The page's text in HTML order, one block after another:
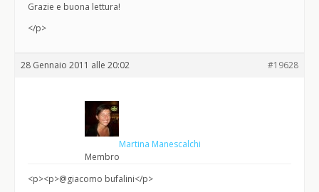
Grazie e buona lettura!
</p>
28 Gennaio 2011 alle 20:02 #19628
Martina Manescalchi
Membro
<p><p>@giacomo bufalini</p>